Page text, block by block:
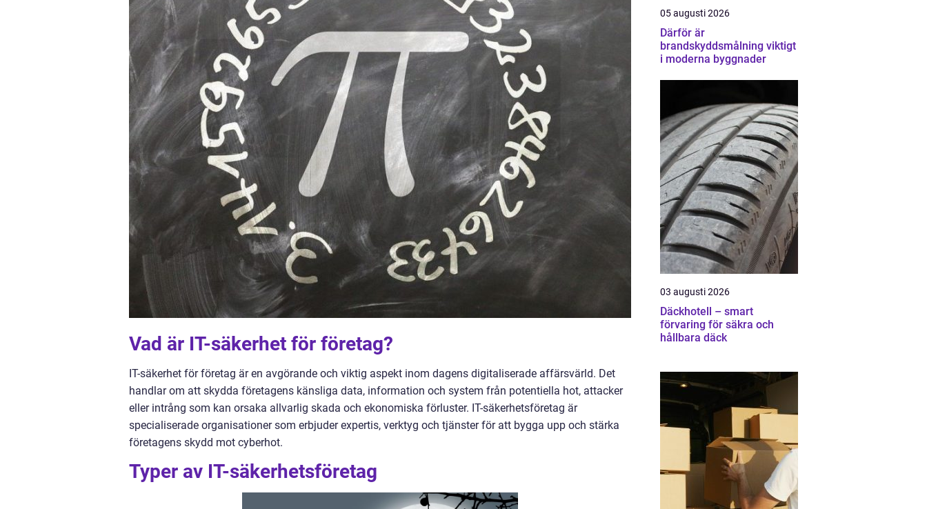
Vad är IT-säkerhet för företag?
IT-säkerhet för företag är en avgörande och viktig aspekt inom dagens digitaliserade affärsvärld. Det
handlar om att skydda företagens känsliga data, information och system från potentiella hot, attacker
eller intrång som kan orsaka allvarlig skada och ekonomiska förluster. IT-säkerhetsföretag är
specialiserade organisationer som erbjuder expertis, verktyg och tjänster för att bygga upp och stärka
företagens skydd mot cyberhot.
Typer av IT-säkerhetsföretag
05 augusti 2026
Därför är
brandskyddsmålning viktigt
i moderna byggnader
03 augusti 2026
Däckhotell – smart
förvaring för säkra och
hållbara däck